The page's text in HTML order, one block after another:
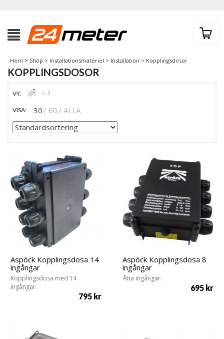
Hem > Shop > Installationsmateriel > Installation > Kopplingsdosor
KOPPLINGSDOSOR
VY:
VISA: 30 60 ALLA
Aspöck Kopplingsdosa 14
ingångar
Kopplingsdosa med 14
ingångar.
795 kr
Aspöck Kopplingsdosa 8
ingångar
Åtta ingångar.
695 kr